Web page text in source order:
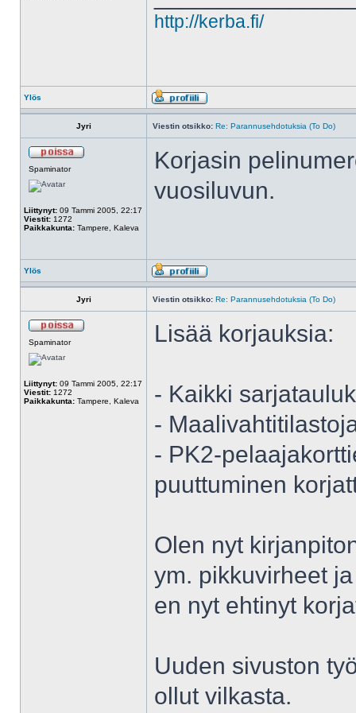
http://kerba.fi/
Ylös
Jyri Viestin otsikko: Re: Parannusehdotuksia (To Do)
Spaminator
Liittynyt: 09 Tammi 2005, 22:17
Viestit: 1272
Paikkakunta: Tampere, Kaleva
Korjasin
vuosiluvun.
Ylös
Jyri Viestin otsikko: Re: Parannusehdotuksia (To Do)
Spaminator
Liittynyt: 09 Tammi 2005, 22:17
Viestit: 1272
Paikkakunta: Tampere, Kaleva
Lisää korjauksia:
- Kaikki
-
- PK2-
puuttuminen
Olen nyt
ym. pikkuvirheet
en nyt ehtinyt
Uuden sivuston
ollut vilkasta.